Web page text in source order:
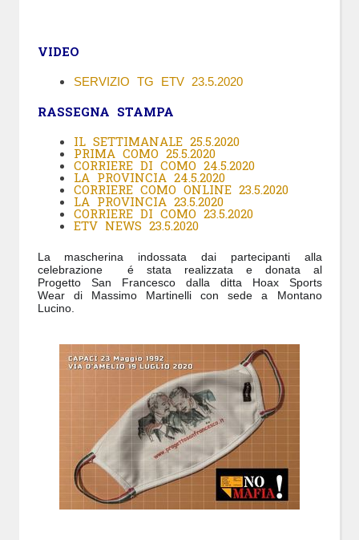
VIDEO
SERVIZIO TG ETV 23.5.2020
RASSEGNA STAMPA
IL SETTIMANALE 25.5.2020
PRIMA COMO 25.5.2020
CORRIERE DI COMO 24.5.2020
LA PROVINCIA 24.5.2020
CORRIERE COMO ONLINE 23.5.2020
LA PROVINCIA 23.5.2020
CORRIERE DI COMO 23.5.2020
ETV NEWS 23.5.2020
La mascherina indossata dai partecipanti alla
celebrazione é stata realizzata e donata al
Progetto San Francesco dalla ditta Hoax Sports
Wear di Massimo Martinelli con sede a Montano
Lucino.